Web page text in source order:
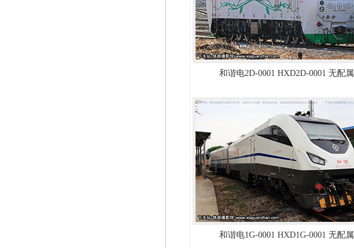
和谐电2D-0001 HXD2D-0001 无配属
和谐电1G-0001 HXD1G-0001 无配属